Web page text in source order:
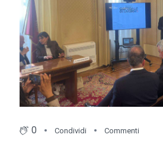
0 Condividi Commenti